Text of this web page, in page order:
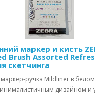
маркер и кисть
Brush Assorted
скетчинга
ручка Mildliner в
дизайном и